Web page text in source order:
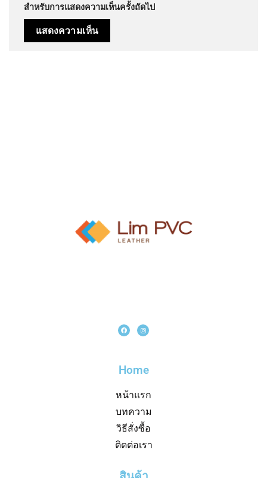
สำหรับการแสดงความเห็นครั้งถัดไป
Home
หน้าแรก
บทความ
วิธีสั่งซื้อ
ติดต่อเรา